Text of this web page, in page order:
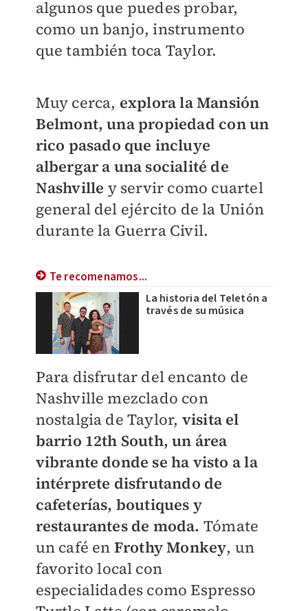
algunos que puedes probar,
como un banjo, instrumento
que también toca Taylor.
Muy cerca, explora la Mansión
Belmont, una propiedad con un
rico pasado que incluye
albergar a una socialité de
Nashville y servir como cuartel
general del ejército de la Unión
durante la Guerra Civil.
Te recomenamos...
La historia del Teletón a
través de su música
Para disfrutar del encanto de
Nashville mezclado con
nostalgia de Taylor, visita el
barrio 12th South, un área
vibrante donde se ha visto a la
intérprete disfrutando de
cafeterías, boutiques y
restaurantes de moda. Tómate
un café en Frothy Monkey, un
favorito local con
especialidades como Espresso